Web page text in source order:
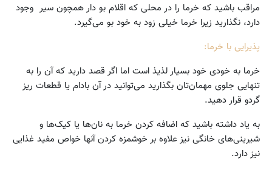
مراقب باشید که خرما را در محلی که اقلام بو دار همچون سیر وجود
دارد، نگذارید زیرا خرما خیلی زود به خود بو می‌گیرد.
پذیرایی با خرما:
خرما به خودی خود بسیار لذیذ است اما اگر قصد دارید که آن را به
تنهایی جلوی مهمان‌تان بگذارید می‌توانید در آن بادام یا قطعات ریز
گردو قرار دهید.
به یاد داشته باشید که اضافه کردن خرما به نان‌ها یا کیک‌ها و
شیرینی‌های خانگی نیز علاوه بر خوشمزه کردن آنها خواص مفید غذایی
نیز دارد.